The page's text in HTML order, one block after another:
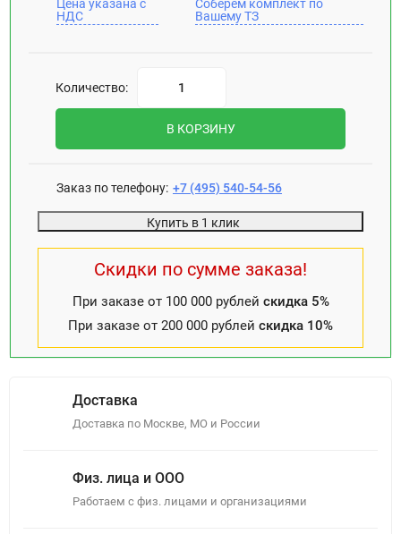
Цена указана с
НДС
Соберем комплект по
Вашему ТЗ
Количество:
В КОРЗИНУ
Заказ по телефону: +7 (495) 540-54-56
Купить в 1 клик
Скидки по сумме заказа!
При заказе от 100 000 рублей скидка 5%
При заказе от 200 000 рублей скидка 10%
Доставка
Доставка по Москве, МО и России
Физ. лица и ООО
Работаем с физ. лицами и организациями